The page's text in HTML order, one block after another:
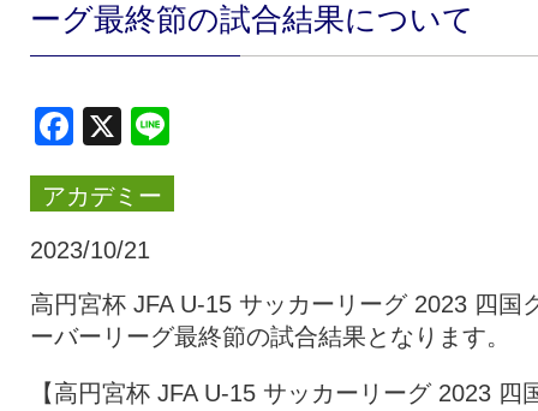
クラブ・会社情報 レディース
ファンクラブ
トップチーム アカデミー
ーグ最終節の試合結果について
Facebook
X
アカデミー
2023/10/21
高円宮杯 JFA U-15 サッカーリーグ 2023 四国
ーバーリーグ最終節の試合結果となります。
【高円宮杯 JFA U-15 サッカーリーグ 2023 四